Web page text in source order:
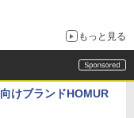
もっと見る
けブランドHOMUR